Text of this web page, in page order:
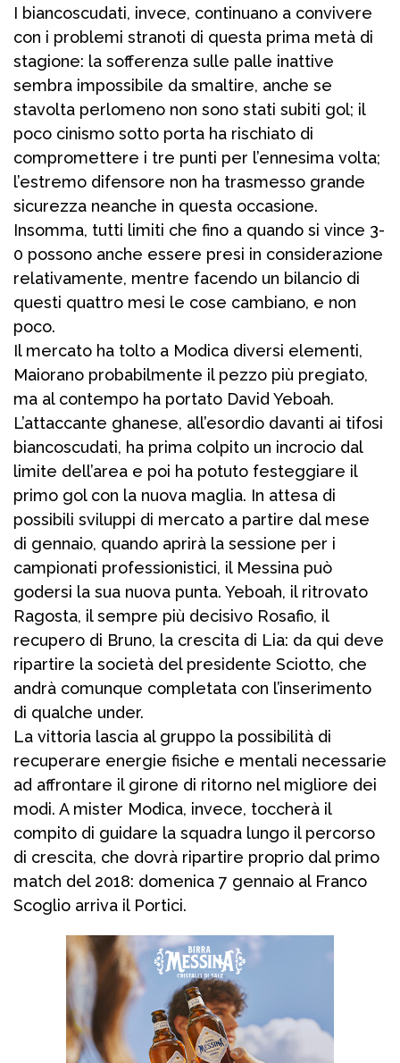
I biancoscudati, invece, continuano a convivere
con i problemi stranoti di questa prima metà di
stagione: la sofferenza sulle palle inattive
sembra impossibile da smaltire, anche se
stavolta perlomeno non sono stati subiti gol; il
poco cinismo sotto porta ha rischiato di
compromettere i tre punti per l’ennesima volta;
l’estremo difensore non ha trasmesso grande
sicurezza neanche in questa occasione.
Insomma, tutti limiti che fino a quando si vince 3-
0 possono anche essere presi in considerazione
relativamente, mentre facendo un bilancio di
questi quattro mesi le cose cambiano, e non
poco.
Il mercato ha tolto a Modica diversi elementi,
Maiorano probabilmente il pezzo più pregiato,
ma al contempo ha portato David Yeboah.
L’attaccante ghanese, all’esordio davanti ai tifosi
biancoscudati, ha prima colpito un incrocio dal
limite dell’area e poi ha potuto festeggiare il
primo gol con la nuova maglia. In attesa di
possibili sviluppi di mercato a partire dal mese
di gennaio, quando aprirà la sessione per i
campionati professionistici, il Messina può
godersi la sua nuova punta. Yeboah, il ritrovato
Ragosta, il sempre più decisivo Rosafio, il
recupero di Bruno, la crescita di Lia: da qui deve
ripartire la società del presidente Sciotto, che
andrà comunque completata con l’inserimento
di qualche under.
La vittoria lascia al gruppo la possibilità di
recuperare energie fisiche e mentali necessarie
ad affrontare il girone di ritorno nel migliore dei
modi. A mister Modica, invece, toccherà il
compito di guidare la squadra lungo il percorso
di crescita, che dovrà ripartire proprio dal primo
match del 2018: domenica 7 gennaio al Franco
Scoglio arriva il Portici.